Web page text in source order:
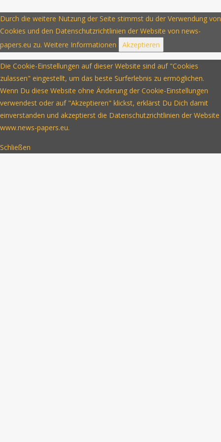
Durch die weitere Nutzung der Seite stimmst du der Verwendung von
Cookies und den Datenschutzrichtlinien der Website von news-
papers.eu zu. Weitere Informationen Akzeptieren
Die Cookie-Einstellungen auf dieser Website sind auf "Cookies
zulassen" eingestellt, um das beste Surferlebnis zu ermöglichen.
Wenn Du diese Website ohne Änderung der Cookie-Einstellungen
verwendest oder auf "Akzeptieren" klickst, erklärst Du Dich damit
einverstanden und akzeptierst die Datenschutzrichtlinien der Website
www.news-papers.eu.
Schließen